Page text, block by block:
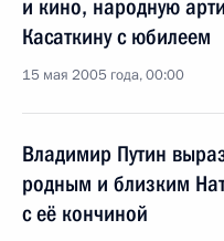
и кино, народную
Касаткину с юбилеем
15 мая 2005 года, 00:00
Владимир Путин
родным и близким
с её кончиной